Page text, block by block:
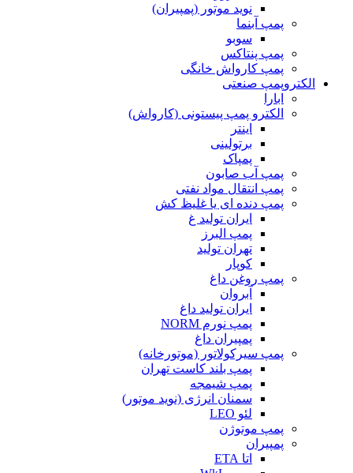
نوید موتور (پمپیران)
پمپ آبنما
سوبو
پمپ پنتاکس
پمپ کارواش خانگی
الکتروپمپ صنعتی
ابارا
الکترو پمپ پیستونی (کارواش)
اینتر
برتولینی
پمپاک
پمپ آب صابون
پمپ انتقال مواد نفتی
پمپ دنده ای یا غلیظ کش
ایران تولید غ
پمپ البرز
تهران تولید
کوپار
پمپ روغن داغ
آبروان
ایران تولید داغ
پمپ نورم NORM
پمپیران داغ
پمپ سیرکولاتور (موتورخانه)
پمپ بلند کاست تهران
پمپ شیمجه
سمنان انرژی (نوید موتور)
لئو LEO
پمپ موتوژن
پمپیران
اتا ETA